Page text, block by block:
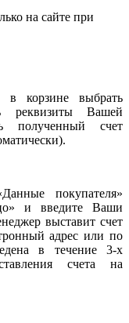
на сайте при
корзине выбрать
реквизиты Вашей
полученный счет
покупателя»
и введите Ваши
выставит счет
адрес или по
в течение 3-х
счета на